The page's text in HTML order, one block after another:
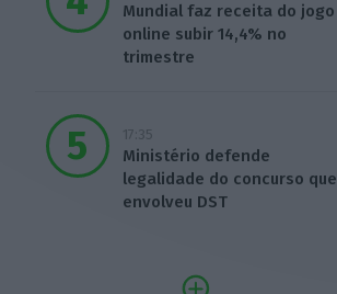
Mundial faz receita do jogo
online subir 14,4% no
trimestre
17:35
Ministério defende
legalidade do concurso que
envolveu DST